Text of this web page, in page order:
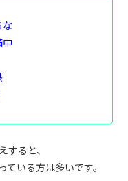
中
ると、
ている方は多いです。